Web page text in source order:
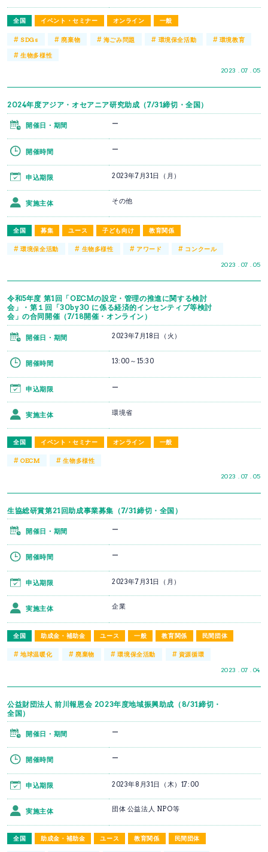
全国 イベント・セミナー オンライン 一般
2023 . 07 . 05
#SDGs # 廃棄物 # 海ごみ問題 # 環境保全活動 # 環境教育
#生物多様性
2024年度アジア・オセアニア研究助成（7/31締切・全国）
全国 募集 ユース 子ども向け 教育関係
2023 . 07 . 05
開催日・期間 ー
開催時間 ー
申込期限 2023年7月31日（月）
実施主体 その他
#環境保全活動 # 生物多様性 # アワード # コンクール
令和5年度 第1回「OECMの設定・管理の推進に関する検討
会」・第１回「30by30 に係る経済的インセンティブ等検討
会」の合同開催（7/18開催・オンライン）
全国 イベント・セミナー オンライン 一般
2023 . 07 . 05
開催日・期間 2023年7月18日（火）
開催時間 13:00～15:30
申込期限 ー
実施主体 環境省
#OECM #生物多様性
生協総研賞第21回助成事業募集（7/31締切・全国）
全国 助成金・補助金 ユース 一般 教育関係 民間団体
2023 . 07 . 04
開催日・期間 ー
開催時間 ー
申込期限 2023年7月31日（月）
実施主体 企業
#地球温暖化 # 廃棄物 #環境保全活動 # 資源循環
公益財団法人 前川報恩会 2023年度地域振興助成（8/31締切・
全国）
全国 助成金・補助金 ユース 教育関係 民間団体
開催日・期間 ー
開催時間 ー
申込期限 2023年8月31日（木）17:00
実施主体 団体 公益法人 NPO等